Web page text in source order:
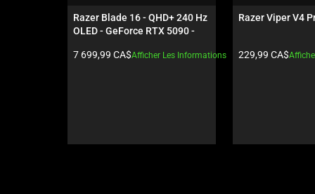
carousel.
Use
and
or
Razer Blade 16 - QHD+ 240 Hz
OLED - GeForce RTX 5090 -
Prix du produit:
7 699,99 CA$Afficher Les Informations
Razer Viper V4
Prix du produit:
229,99 CA$